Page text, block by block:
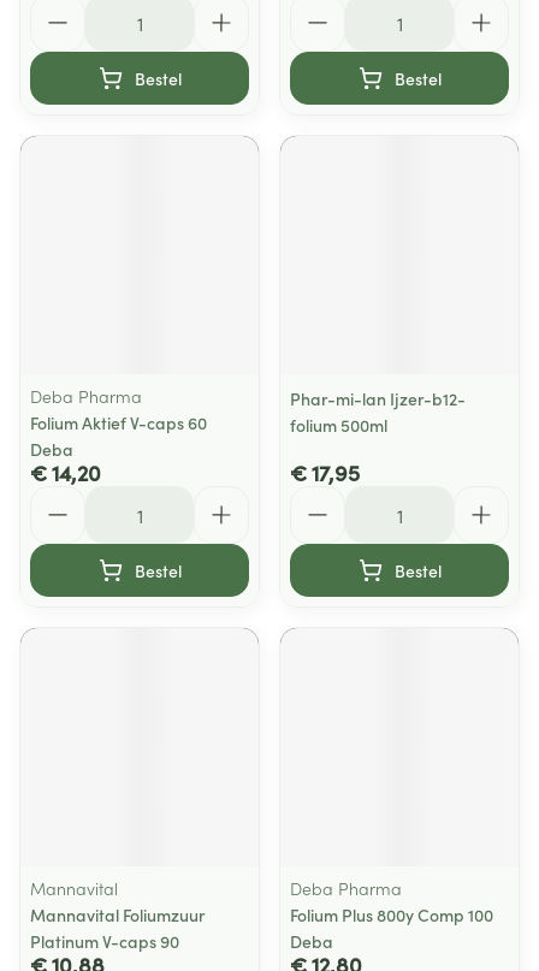
Bestel Bestel
Deba Pharma
Folium Aktief V-caps 60
Deba
€ 14,20
Bestel
Phar-mi-lan Ijzer-b12-
folium 500ml
€ 17,95
Bestel
Mannavital
Mannavital Foliumzuur
Platinum V-caps 90
€ 10,88
Deba Pharma
Folium Plus 800y Comp 100
Deba
€ 12,80